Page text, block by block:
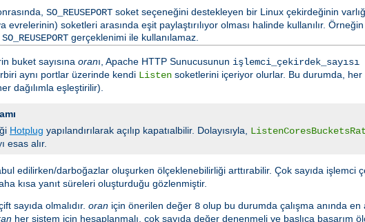
SO_REUSEPORTsoket seçeneğini destekleyen bir Linux çekirdeğinin
soketleri arasında eşit paylaştırılıyor olması halinde kullanılır.
SO_REUSEPORTgerçeklenimi ile kullanılamaz.
buket sayısına oranı, Apache HTTP Sunucusunun
aynı portlar üzerinde kendi Listen soketlerini içeriyor olurlar. Bu durumda, her
dağılımla eşleştirilir).
Hotplug yapılandırılarak açılıp kapatıalbilir. Dolayısıyla,
esas alır.
edilirken/darboğazlar oluşurken ölçeklenebilirliği arttırabilir. Çok sayıda işlemci
kısa yanıt süreleri oluşturduğu gözlenmiştir.
sayıda olmalıdır. oran için önerilen değer 8 olup bu durumda çalışma anında en
her sistem için hesaplanmalı, çok sayıda değer denenmeli ve başlıca başarım